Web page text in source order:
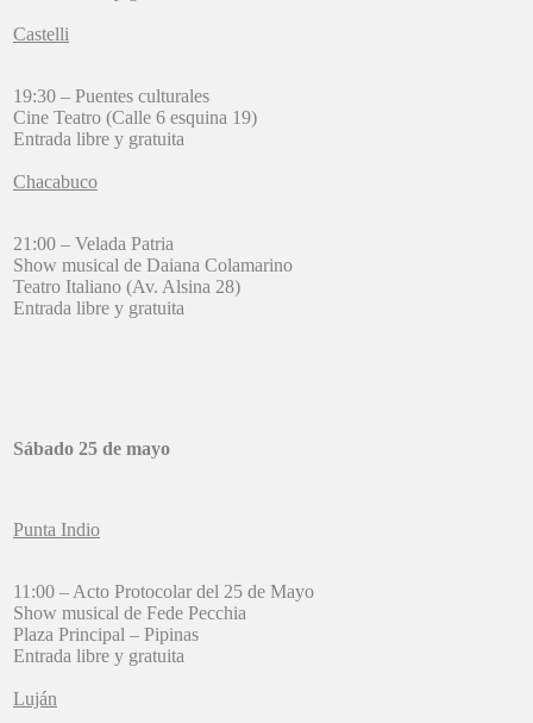
Castelli
19:30 – Puentes culturales
Cine Teatro (Calle 6 esquina 19)
Entrada libre y gratuita
Chacabuco
21:00 – Velada Patria
Show musical de Daiana Colamarino
Teatro Italiano (Av. Alsina 28)
Entrada libre y gratuita
Sábado 25 de mayo
Punta Indio
11:00 – Acto Protocolar del 25 de Mayo
Show musical de Fede Pecchia
Plaza Principal – Pipinas
Entrada libre y gratuita
Luján